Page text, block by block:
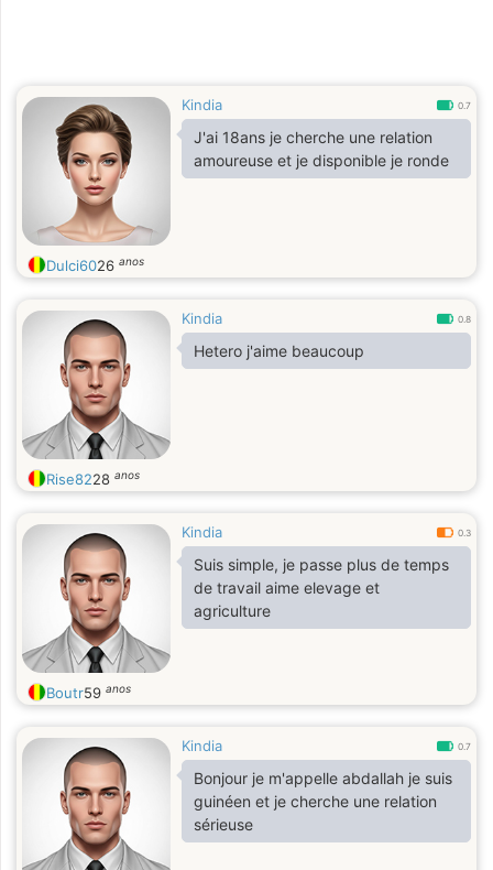
Kindia 0.7
J'ai 18ans je cherche une relation
amoureuse et je disponible je ronde
Dulci6026 anos
Kindia 0.8
Hetero j'aime beaucoup
Rise8228 anos
Kindia 0.3
Suis simple, je passe plus de temps
de travail aime elevage et
agriculture
Boutr59 anos
Kindia 0.7
Bonjour je m'appelle abdallah je suis
guinéen et je cherche une relation
sérieuse